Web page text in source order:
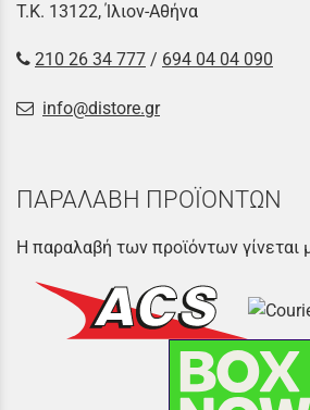
Τ.Κ. 13122, Ίλιον-Αθήνα
210 26 34 777 / 694 04 04 090
info@distore.gr
ΠΑΡΑΛΑΒΗ ΠΡΟΪΟΝΤΩΝ
Η παραλαβή των προϊόντων γίνεται